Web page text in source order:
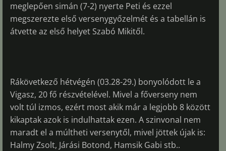
meglepően simán (7-2) nyerte Peti és ezzel
megszerezte első versenygyőzelmét és a tabellán is
átvette az első helyet Szabó Mikitől.
Rákövetkező hétvégén (03.28-29.) bonyolódott le a
Vigasz, 20 fő részvételével. Mivel a főverseny nem
volt túl izmos, ezért most akik már a legjobb 8 között
kikaptak azok is indulhattak ezen. A szinvonal nem
maradt el a múltheti versenytől, mivel jöttek újak is:
Halmy Zsolt, Járási Botond, Hamsik Gabi stb..